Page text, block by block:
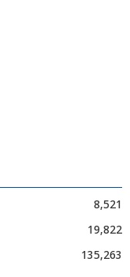
8,521
19,822
135,263